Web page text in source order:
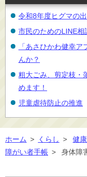
令和8年度ヒグマの
市民のためのLINE相
「あさひかわ健幸
んか？
粗大ごみ、剪定枝・
めます！
児童虐待防止の推進
ホーム > くらし > 健
障がい者手帳 > 身体障